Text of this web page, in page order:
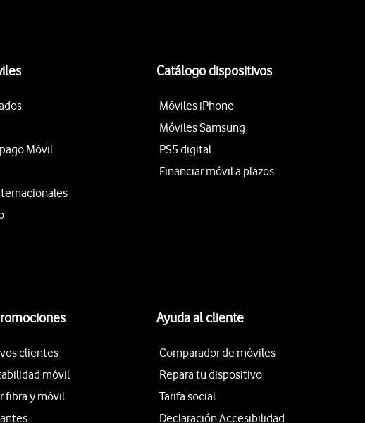
Móvil
Catálogo dispositivos
Móviles iPhone
Móviles Samsung
PS5 digital
Financiar móvil a plazos
clientes
móvil
fibra y móvil
Ayuda al cliente
Comparador de móviles
Repara tu dispositivo
Tarifa social
Declaración Accesibilidad